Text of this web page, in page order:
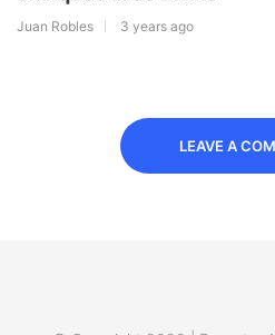
Juan Robles 3 years ago
LEAVE A